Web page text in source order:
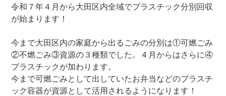
令和７年４月から大田区内全域でプラスチック分別回収
が始まります！
今まで大田区内の家庭から出るごみの分別は①可燃ごみ
②不燃ごみ③資源の３種類でした。４月からはさらに④
プラスチックが加わります。
今まで可燃ごみとして出していたお弁当などのプラスチ
ック容器が資源として活用されるようになります！